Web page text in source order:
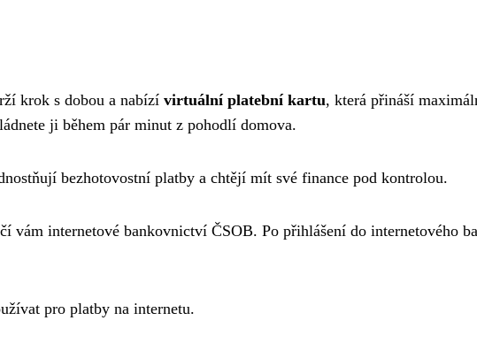
krok s dobou a nabízí virtuální platební kartu, která přináší
ji během pár minut z pohodlí domova.
bezhotovostní platby a chtějí mít své finance pod kontrolou.
vám internetové bankovnictví ČSOB. Po přihlášení do internetového
pro platby na internetu.